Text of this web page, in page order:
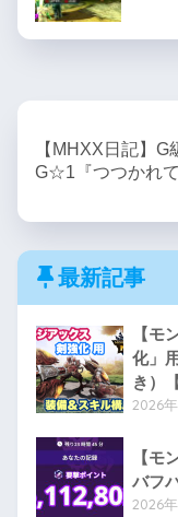
【MHXX日記】
G☆1『つつかれ
最新記事
【モ
化」
き）
2026
【モ
バフ
2026